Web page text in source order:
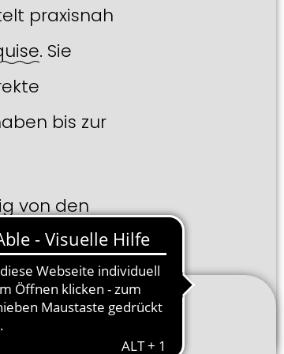
praxisnah
. Sie
bis zur
von den